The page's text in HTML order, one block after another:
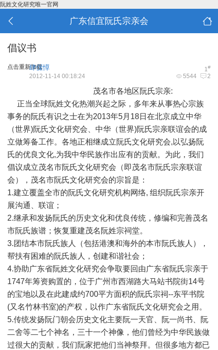
阮姓文化研究唯一官网
广东信宜阮氏宗亲会
倡议书
点击重新加载 1#
肆僷愺
5544 2
2012-11-14 00:18:24
茂名市各地区阮氏宗亲:
正当全球阮姓文化热潮兴起之际，多年来从事热心宗族
事务的阮氏有识之士在为2013年5月18日在北京成立中华
（世界)阮氏文化研究会、中华（世界)阮氏宗亲联谊会的成
立做筹备工作。各地正相继成立阮氏文化研究会,以弘扬阮
氏的优良文化,为我中华民族作出应有的贡献。为此，我们
倡议成立茂名市阮氏文化研究会（即茂名市阮氏宗亲联谊
会），茂名市阮氏文化研究会的宗旨是：
1.建立覆盖全市的阮氏文化研究机构网络, 组织阮氏宗亲开
展沟通、联谊；
2.继承和发扬阮氏的历史文化和优良传统，修编和完善茂名
市阮氏族谱；恢复重建茂名阮姓宗祠堂。
3.团结本市阮氏族人（包括港澳和海外的本市阮氏族人），
帮扶有困难的阮氏族人，创建和谐社会；
4.协助广东省阮姓文化研究会争取要回由广东省阮氏宗亲于
1747年筹资购置的，位于广州市西湖路大马站书院街14号
的宝地以及在此建成约700平方面积的阮氏宗祠--东平书院
(又名竹林书室)的产权，以作广东省阮氏文化研究会之用。
5.传统发扬阮门朝会历史文化主要阮一天官、阮一尚书、阮
二舍等二七个神名，三十一个神像，他们曾经为中华民族做
过很大的贡献，我们阮家把他们当神祭拜。但很多地方都已